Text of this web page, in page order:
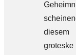
diesem